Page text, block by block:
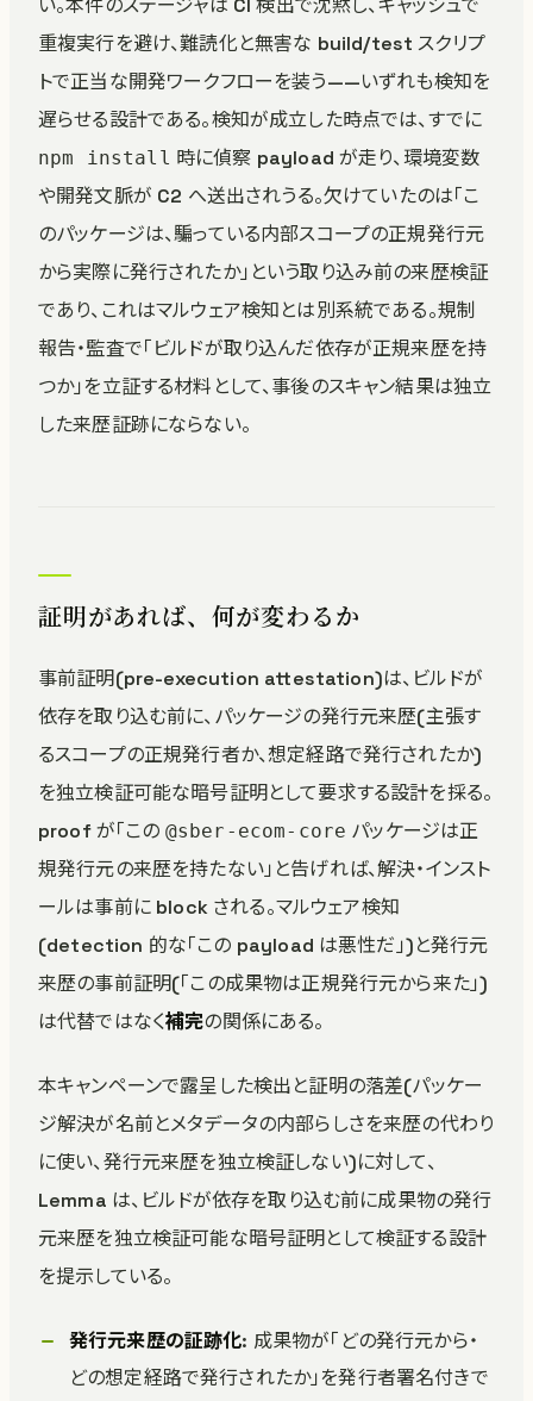
い。本件のステージャは CI 検出で沈黙し、キャッシュで
重複実行を避け、難読化と無害な build/test スクリプ
トで正当な開発ワークフローを装う——いずれも検知を
遅らせる設計である。検知が成立した時点では、すでに
npm install 時に偵察 payload が走り、環境変数
や開発文脈が C2 へ送出されうる。欠けていたのは「こ
のパッケージは、騙っている内部スコープの正規発行元
から実際に発行されたか」という取り込み前の来歴検証
であり、これはマルウェア検知とは別系統である。規制
報告・監査で「ビルドが取り込んだ依存が正規来歴を持
つか」を立証する材料として、事後のスキャン結果は独立
した来歴証跡にならない。
証明があれば、何が変わるか
事前証明(pre-execution attestation)は、ビルドが
依存を取り込む前に、パッケージの発行元来歴(主張す
るスコープの正規発行者か、想定経路で発行されたか)
を独立検証可能な暗号証明として要求する設計を採る。
proof が「この @sber-ecom-core パッケージは正
規発行元の来歴を持たない」と告げれば、解決・インスト
ールは事前に block される。マルウェア検知
(detection 的な「この payload は悪性だ」)と発行元
来歴の事前証明(「この成果物は正規発行元から来た」)
は代替ではなく補完の関係にある。
本キャンペーンで露呈した検出と証明の落差(パッケー
ジ解決が名前とメタデータの内部らしさを来歴の代わり
に使い、発行元来歴を独立検証しない)に対して、
Lemma は、ビルドが依存を取り込む前に成果物の発行
元来歴を独立検証可能な暗号証明として検証する設計
を提示している。
発行元来歴の証跡化: 成果物が「どの発行元から・
どの想定経路で発行されたか」を発行者署名付きで